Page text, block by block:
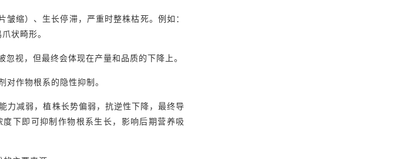
缩）、生长停滞，严重时整株枯死。例如：
状畸形。
视，但最终会体现在产量和品质的下降上。
作物根系的隐性抑制。
力减弱，植株长势偏弱，抗逆性下降，最终导
下即可抑制作物根系生长，影响后期营养吸